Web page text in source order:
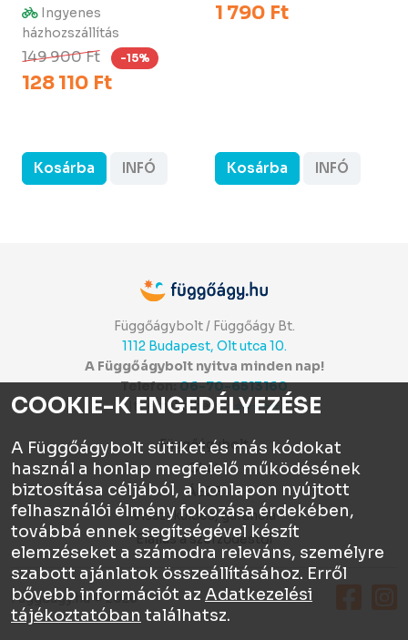
Ingyenes
házhozszállítás
149 900 Ft -15%
128 110 Ft
Kosárba INFÓ
1 790 Ft
Kosárba INFÓ
Függőágybolt / Függőágy Bt.
1112 Budapest, Olt utca 10.
A Függőágybolt nyitva minden nap!
Telefon:06-70-6513160
Itt értékelhetsz:⭐⭐⭐⭐⭐
Függőágybolt
Chat
ÁSZF
Visszaküldés, garancia
Elállás a szerződéstől
Függőágy.hu © 2026
COOKIE-K ENGEDÉLYEZÉSE
A Függőágybolt sütiket és más kódokat
használ a honlap megfelelő működésének
biztosítása céljából, a honlapon nyújtott
felhasználói élmény fokozása érdekében,
továbbá ennek segítségével készít
elemzéseket a számodra releváns, személyre
szabott ajánlatok összeállításához. Erről
bővebb információt az Adatkezelési
tájékoztatóban találhatsz.